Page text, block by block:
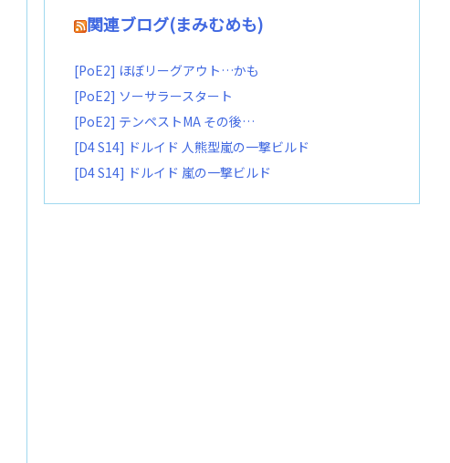
関連ブログ(まみむめも)
[PoE2] ほぼリーグアウト…かも
[PoE2] ソーサラースタート
[PoE2] テンペストMA その後…
[D4 S14] ドルイド 人熊型嵐の一撃ビルド
[D4 S14] ドルイド 嵐の一撃ビルド